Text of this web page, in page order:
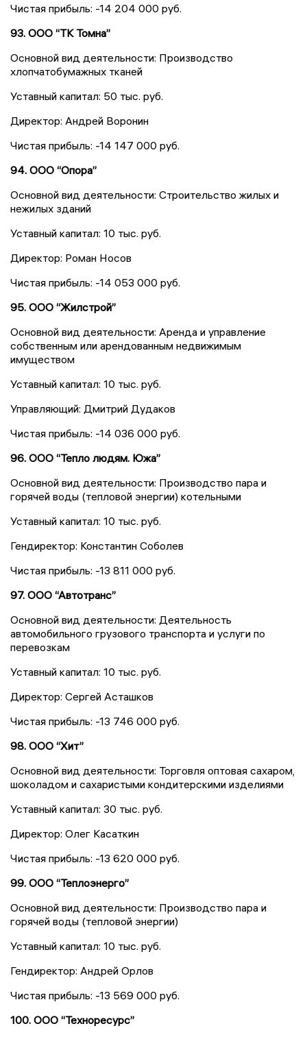
Чистая прибыль: -14 204 000 руб.
93. ООО “ТК Томна”
Основной вид деятельности: Производство
хлопчатобумажных тканей
Уставный капитал: 50 тыс. руб.
Директор: Андрей Воронин
Чистая прибыль: -14 147 000 руб.
94. ООО “Опора”
Основной вид деятельности: Строительство жилых и
нежилых зданий
Уставный капитал: 10 тыс. руб.
Директор: Роман Носов
Чистая прибыль: -14 053 000 руб.
95. ООО “Жилстрой”
Основной вид деятельности: Аренда и управление
собственным или арендованным недвижимым
имуществом
Уставный капитал: 10 тыс. руб.
Управляющий: Дмитрий Дудаков
Чистая прибыль: -14 036 000 руб.
96. ООО “Тепло людям. Южа”
Основной вид деятельности: Производство пара и
горячей воды (тепловой энергии) котельными
Уставный капитал: 10 тыс. руб.
Гендиректор: Константин Соболев
Чистая прибыль: -13 811 000 руб.
97. ООО “Автотранс”
Основной вид деятельности: Деятельность
автомобильного грузового транспорта и услуги по
перевозкам
Уставный капитал: 10 тыс. руб.
Директор: Сергей Асташков
Чистая прибыль: -13 746 000 руб.
98. ООО “Хит”
Основной вид деятельности: Торговля оптовая сахаром,
шоколадом и сахаристыми кондитерскими изделиями
Уставный капитал: 30 тыс. руб.
Директор: Олег Касаткин
Чистая прибыль: -13 620 000 руб.
99. ООО “Теплоэнерго”
Основной вид деятельности: Производство пара и
горячей воды (тепловой энергии)
Уставный капитал: 10 тыс. руб.
Гендиректор: Андрей Орлов
Чистая прибыль: -13 569 000 руб.
100. ООО “Техноресурс”